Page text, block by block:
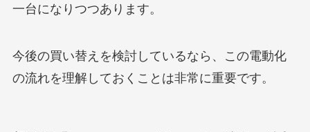
一台になりつつあります。
今後の買い替えを検討しているなら、この電動化
の流れを理解しておくことは非常に重要です。